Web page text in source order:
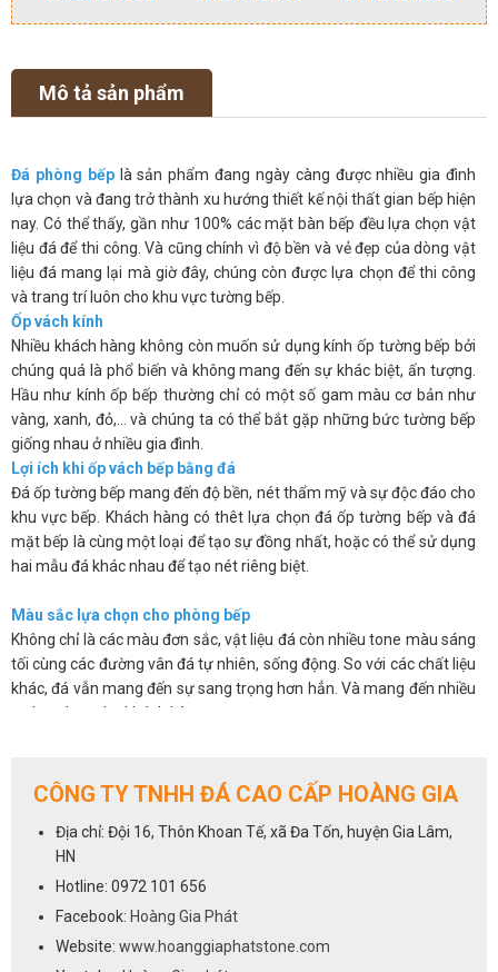
Mô tả sản phẩm
Đá phòng bếplà sản phẩm đang ngày càng được nhiều gia đình
lựa chọn và đang trở thành xu hướng thiết kế nội thất gian bếp hiện
nay. Có thể thấy, gần như 100% các mặt bàn bếp đều lựa chọn vật
liệu đá để thi công. Và cũng chính vì độ bền và vẻ đẹp của dòng vật
liệu đá mang lại mà giờ đây, chúng còn được lựa chọn để thi công
và trang trí luôn cho khu vực tường bếp.
Ốp vách kính
Nhiều khách hàng không còn muốn sử dụng kính ốp tường bếp bởi
chúng quá là phổ biến và không mang đến sự khác biệt, ấn tượng.
Hầu như kính ốp bếp thường chỉ có một số gam màu cơ bản như
vàng, xanh, đỏ,… và chúng ta có thể bắt gặp những bức tường bếp
giống nhau ở nhiều gia đình.
Lợi ích khi ốp vách bếp bằng đá
Đá ốp tường bếp mang đến độ bền, nét thẩm mỹ và sự độc đáo cho
khu vực bếp. Khách hàng có thêt lựa chọn đá ốp tường bếp và đá
mặt bếp là cùng một loại để tạo sự đồng nhất, hoặc có thể sử dụng
hai mẫu đá khác nhau để tạo nét riêng biệt.
Màu sắc lựa chọn cho phòng bếp
Không chỉ là các màu đơn sắc, vật liệu đá còn nhiều tone màu sáng
tối cùng các đường vân đá tự nhiên, sống động. So với các chất liệu
khác, đá vẫn mang đến sự sang trọng hơn hẳn. Và mang đến nhiều
sự lựa chọn cho khách hàng.
giúp bạn sẽ dễ dàng vệ sinh và luôn mang lại sự sạch sẽ.
bếp. Chúng khắc phục được những hạn chế về mẫu mã, màu sắc lại
vừa mang đến vẻ sang trọng và độ bền cho sản phẩm.
Cách lựa chọn đá cho phòng bếp
tất cả các dòng đá sử dụng để ốp mặt bếp đều có thể dùng cho vị trí
CÔNG TY TNHH ĐÁ CAO CẤP HOÀNG GIA
Địa chỉ: Đội 16, Thôn Khoan Tế, xã Đa Tốn, huyện Gia Lâm,
HN
Hotline: 0972 101 656
Facebook: Hoàng Gia Phát
Website: www.hoanggiaphatstone.com